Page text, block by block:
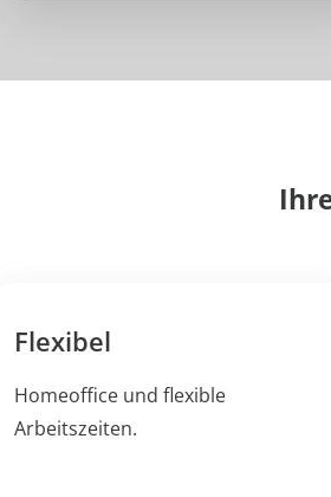
Flexibel
Homeoffice und flexible
Arbeitszeiten.